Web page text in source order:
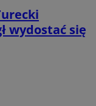
wydostać się